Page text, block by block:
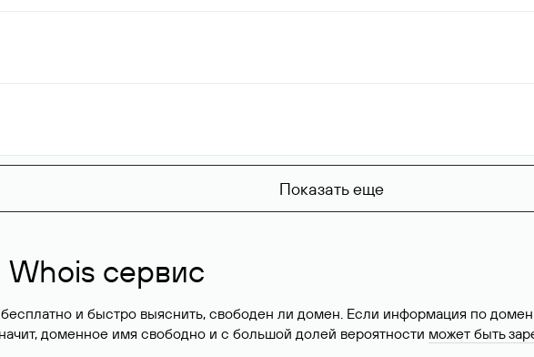
Показать еще
сервис
и быстро выяснить, свободен ли домен. Если информация по
доменное имя свободно и с большой долей вероятности может быть